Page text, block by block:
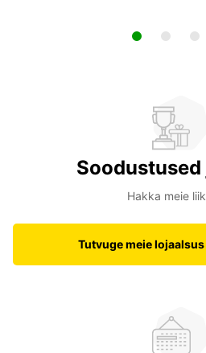
Soodustused
Hakka meie
Tutvuge meie